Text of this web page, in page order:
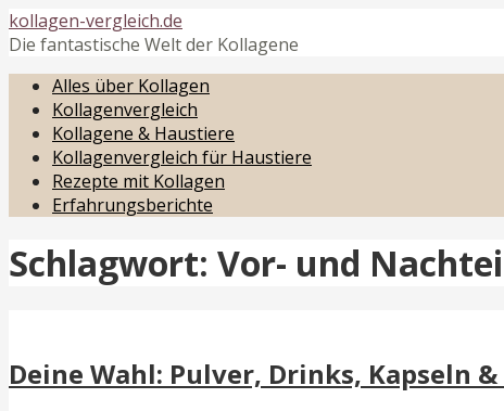
Zum
Inhalt
kollagen-vergleich.de
Die fantastische Welt der Kollagene
Alles über Kollagen
Kollagenvergleich
Kollagene & Haustiere
Kollagenvergleich für Haustiere
Rezepte mit Kollagen
Erfahrungsberichte
Schlagwort: Vor- und
Deine Wahl: Pulver, Drinks, Kapseln &